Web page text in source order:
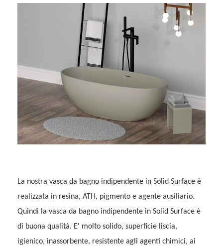
La nostra vasca da bagno indipendente in Solid Surface è
realizzata in resina, ATH, pigmento e agente ausiliario.
Quindi la vasca da bagno indipendente in Solid Surface è
di buona qualità. E' molto solido, superficie liscia,
igienico, inassorbente, resistente agli agenti chimici, ai